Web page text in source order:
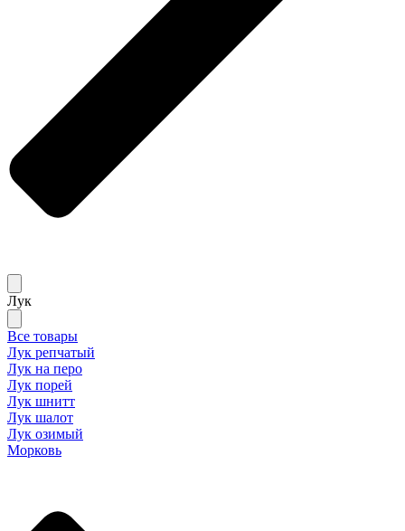
Лук
Все товары
Лук репчатый
Лук на перо
Лук порей
Лук шнитт
Лук шалот
Лук озимый
Морковь